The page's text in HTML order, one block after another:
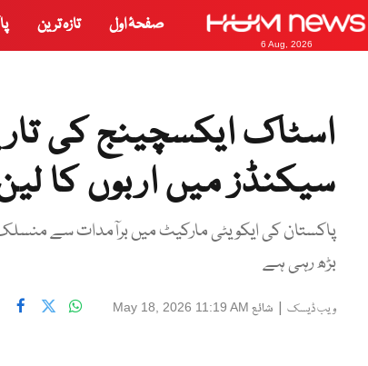
6 Aug, 2026
صفحۂ اول تازہ ترین
سیکنڈز میں اربوں کا
پاکستان کی ایکویٹی مارکیٹ میں برآمدات سے
بڑھ رہی ہے
ویب ڈیسک | شائع May 18, 2026 11:19 AM